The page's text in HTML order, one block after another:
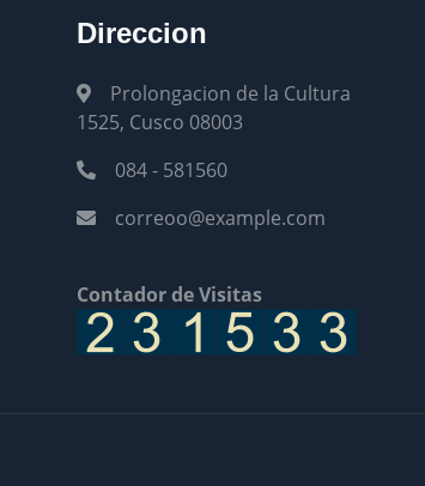
Direccion
Prolongacion de la Cultura
1525, Cusco 08003
084 - 581560
correoo@example.com
Contador de Visitas